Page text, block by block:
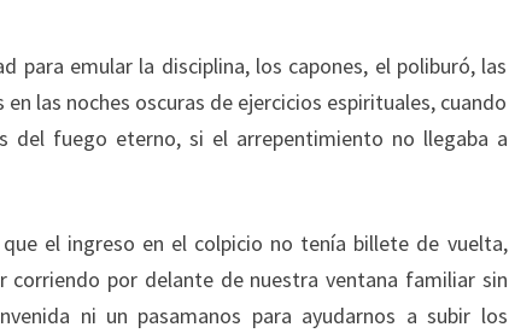
para emular la disciplina, los capones, el poliburó, las
las noches oscuras de ejercicios espirituales, cuando
del fuego eterno, si el arrepentimiento no llegaba a
el ingreso en el colpicio no tenía billete de vuelta,
corriendo por delante de nuestra ventana familiar sin
ni un pasamanos para ayudarnos a subir los